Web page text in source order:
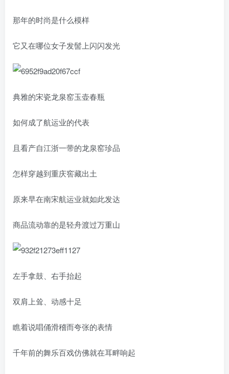
那年的时尚是什么模样
它又在哪位女子发髻上闪闪发光
典雅的宋瓷龙泉窑玉壶春瓶
如何成了航运业的代表
且看产自江浙一带的龙泉窑珍品
怎样穿越到重庆窖藏出土
原来早在南宋航运业就如此发达
商品流动靠的是轻舟渡过万重山
左手拿鼓、右手抬起
双肩上耸、动感十足
瞧着说唱俑滑稽而夸张的表情
千年前的舞乐百戏仿佛就在耳畔响起